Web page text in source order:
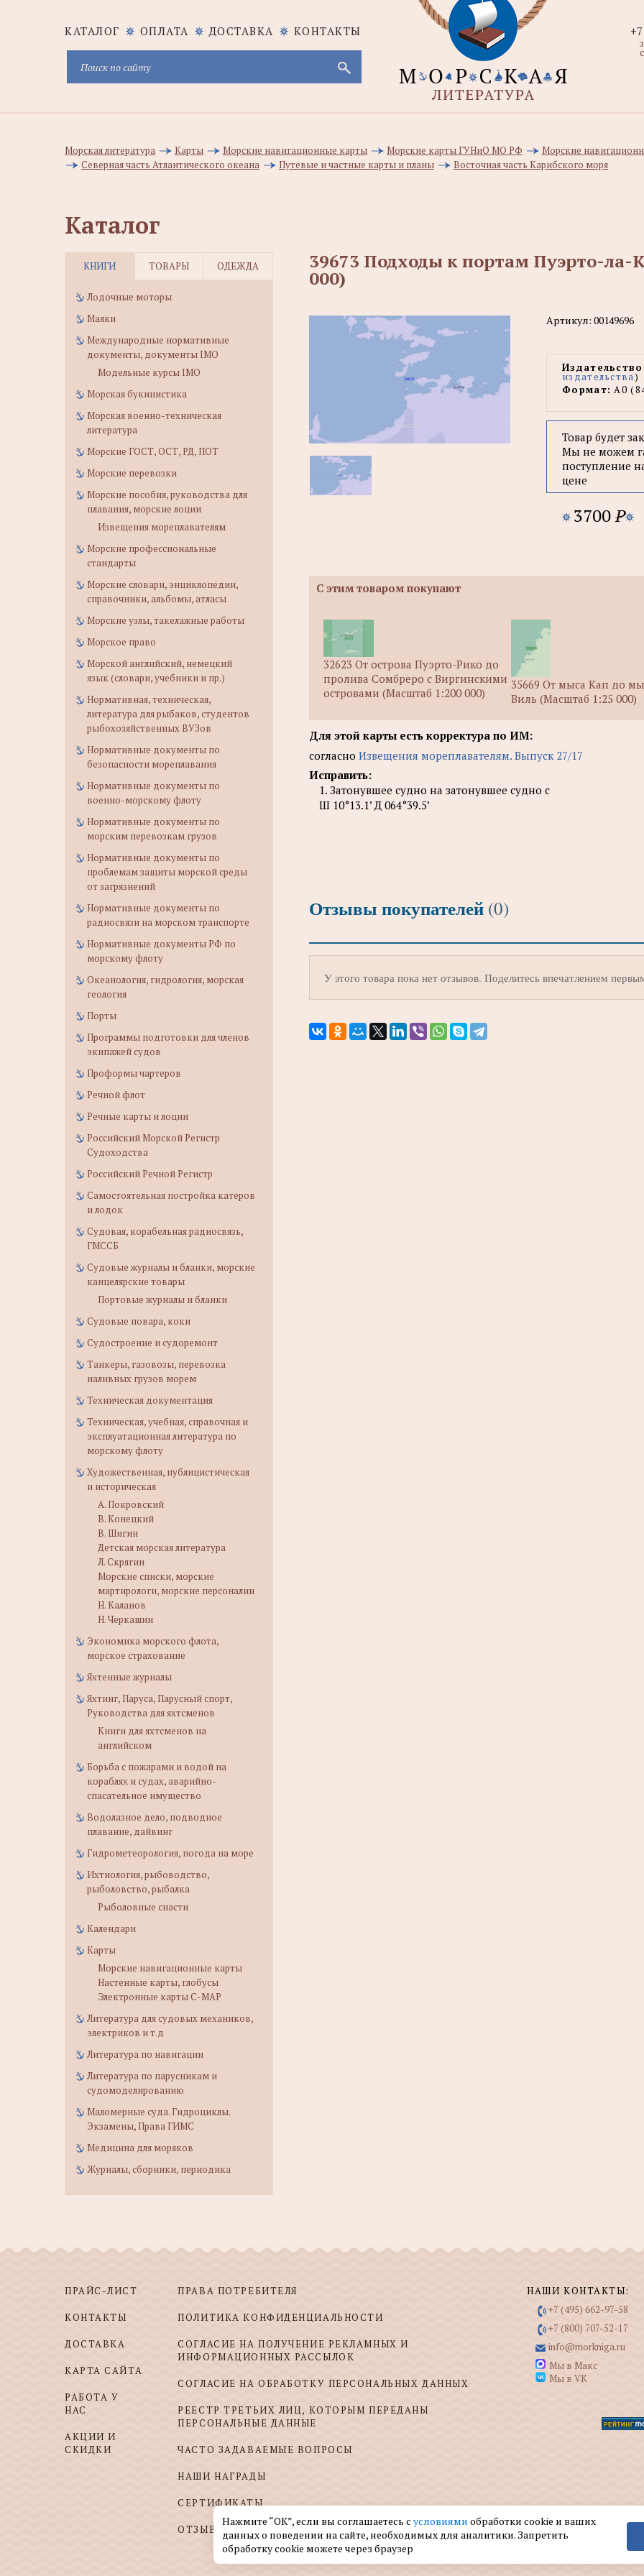
КАТАЛОГ ОПЛАТА ДОСТАВКА КОНТАКТЫ
Морская литература Карты Морские навигационные карты Морские карты ГУНиО МО РФ
Морские
Северная часть Атлантического океана
Путевые и частные карты и планы Восточная часть Карибского моря
Каталог
КНИГИ ТОВАРЫ ОДЕЖДА
Лодочные моторы
Маяки
Международные нормативные
документы, документы IMO
Модельные курсы IMO
Морская букинистика
Морская военно-техническая
литература
Морские ГОСТ, ОСТ, РД, ПОТ
Морские перевозки
Морские пособия, руководства для
плавания, морские лоции
Извещения мореплавателям
Морские профессиональные
стандарты
Морские словари, энциклопедии,
справочники, альбомы, атласы
Морские узлы, такелажные работы
Морское право
Морской английский, немецкий
язык (словари, учебники и пр.)
Нормативная, техническая,
литература для рыбаков, студентов
рыбохозяйственных ВУЗов
Нормативные документы по
безопасности мореплавания
Нормативные документы по
военно-морскому флоту
Нормативные документы по
морским перевозкам грузов
Нормативные документы по
проблемам защиты морской среды
от загрязнений
Нормативные документы по
радиосвязи на морском транспорте
Нормативные документы РФ по
морскому флоту
Океанология, гидрология, морская
геология
Порты
Программы подготовки для членов
экипажей судов
Проформы чартеров
Речной флот
Речные карты и лоции
Российский Морской Регистр
Судоходства
Российский Речной Регистр
Самостоятельная постройка катеров
и лодок
Судовая, корабельная радиосвязь,
ГМССБ
Судовые журналы и бланки, морские
канцелярские товары
Портовые журналы и бланки
Судовые повара, коки
Судостроение и судоремонт
Танкеры, газовозы, перевозка
наливных грузов морем
Техническая документация
Техническая, учебная, справочная и
эксплуатационная литература по
морскому флоту
Художественная, публицистическая
и историческая
А. Покровский
В. Конецкий
В. Шигин
Детская морская литература
Л. Скрягин
Морские списки, морские
мартирологи, морские персоналии
Н. Каланов
Н. Черкашин
Экономика морского флота,
морское страхование
Яхтенные журналы
Яхтинг, Паруса, Парусный спорт,
Руководства для яхтсменов
Книги для яхтсменов на
английском
Борьба с пожарами и водой на
кораблях и судах, аварийно-
спасательное имущество
Водолазное дело, подводное
плавание, дайвинг
Гидрометеорология, погода на море
Ихтиология, рыбоводство,
рыболовство, рыбалка
Рыболовные снасти
Календари
Карты
Морские навигационные карты
Настенные карты, глобусы
Электронные карты C-MAP
Литература для судовых механиков,
электриков и т.д
Литература по навигации
Литература по парусникам и
судомоделированию
Маломерные суда. Гидроциклы.
Экзамены, Права ГИМС
Медицина для моряков
Журналы, сборники, периодика
39673 Подходы к портам Пуэрто-ла-
000)
Артикул: 00149696
издательства)
Формат: А0
Товар будет
Мы не можем
поступление
цене
3700P
С этим товаром покупают
32623 От острова Пуэрто-Рико до
пролива Сомбреро с Виргинскими
островами (Масштаб 1:200 000)
35669 От мыса Кап до
Виль (Масштаб 1:25 000)
Для этой карты есть корректура по ИМ:
согласно Извещения мореплавателям. Выпуск 27/17
Исправить:
1. Затонувшее судно на затонувшее судно с
Ш 10°13.1’ Д 064°39.5’
Отзывы покупателей (0)
У этого товара пока нет отзывов. Поделитесь впечатлением
ПРАЙС-ЛИСТ
КОНТАКТЫ
ДОСТАВКА
КАРТА САЙТА
РАБОТА У
НАС
АКЦИИ И
СКИДКИ
ПРАВА ПОТРЕБИТЕЛЯ
ПОЛИТИКА КОНФИДЕНЦИАЛЬНОСТИ
СОГЛАСИЕ НА ПОЛУЧЕНИЕ РЕКЛАМНЫХ И
ИНФОРМАЦИОННЫХ РАССЫЛОК
СОГЛАСИЕ НА ОБРАБОТКУ ПЕРСОНАЛЬНЫХ ДАННЫХ
РЕЕСТР ТРЕТЬИХ ЛИЦ, КОТОРЫМ ПЕРЕДАНЫ
ПЕРСОНАЛЬНЫЕ ДАННЫЕ
ЧАСТО ЗАДАВАЕМЫЕ ВОПРОСЫ
НАШИ НАГРАДЫ
СЕРТИФИКАТЫ
ОТЗЫВЫ И ПОЖЕЛАНИЯ
НАШИ КОНТАКТЫ:
+7 (495) 662-97-58
+7 (800) 707-52-17
info@morkniga.ru
Мы в Макс
Мы в VK
Нажмите “ОК”, если вы соглашаетесь с условиями обработки cookie и ваших
данных о поведении на сайте, необходимых для аналитики. Запретить
обработку cookie можете через браузер